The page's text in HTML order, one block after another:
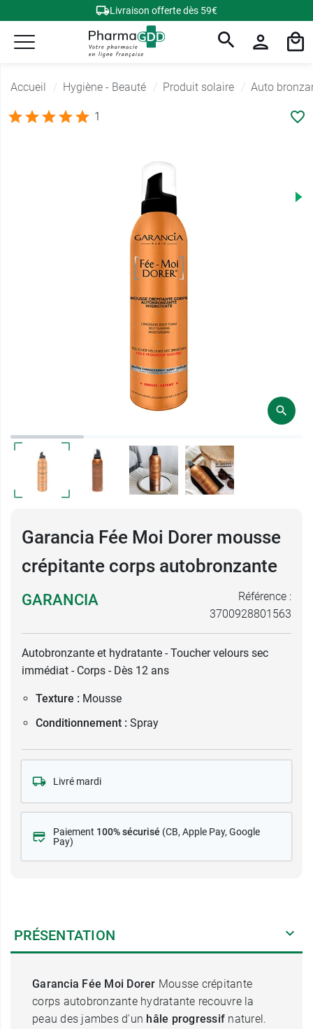
Livraison offerte dès 59€
Accueil Hygiène - Beauté Produit solaire Auto
1
Garancia Fée Moi Dorer mousse
crépitante corps autobronzante
GARANCIA
Référence :
3700928801563
Autobronzante et hydratante - Toucher velours sec
immédiat - Corps - Dès 12 ans
Texture : Mousse
Conditionnement : Spray
Livré mardi
Paiement 100% sécurisé (CB, Apple Pay, Google
Pay)
PRÉSENTATION
Garancia Fée Moi Dorer Mousse crépitante
corps autobronzante hydratante recouvre la
peau des jambes d'un hâle progressif naturel.